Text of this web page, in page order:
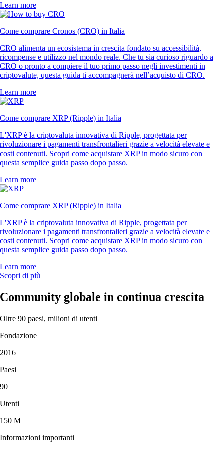
Learn more
Come comprare Cronos (CRO) in Italia
CRO alimenta un ecosistema in crescita fondato su accessibilità,
ricompense e utilizzo nel mondo reale. Che tu sia curioso riguardo a
CRO o pronto a compiere il tuo primo passo negli investimenti in
criptovalute, questa guida ti accompagnerà nell’acquisto di CRO.
Learn more
Come comprare XRP (Ripple) in Italia
L'XRP è la criptovaluta innovativa di Ripple, progettata per
rivoluzionare i pagamenti transfrontalieri grazie a velocità elevate e
costi contenuti. Scopri come acquistare XRP in modo sicuro con
questa semplice guida passo dopo passo.
Learn more
Come comprare XRP (Ripple) in Italia
L'XRP è la criptovaluta innovativa di Ripple, progettata per
rivoluzionare i pagamenti transfrontalieri grazie a velocità elevate e
costi contenuti. Scopri come acquistare XRP in modo sicuro con
questa semplice guida passo dopo passo.
Learn more
Scopri di più
Community globale in continua crescita
Oltre 90 paesi, milioni di utenti
Fondazione
2016
Paesi
90
Utenti
150 M
Informazioni importanti